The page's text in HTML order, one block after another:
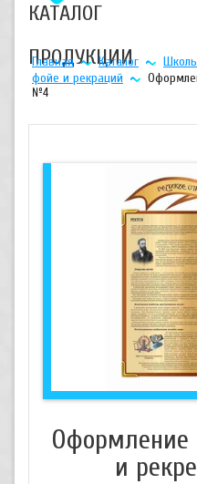
КАТАЛОГ
ПРОДУКЦИИ
Главная Каталог
фойе и рекраций
№4
Оформление
и